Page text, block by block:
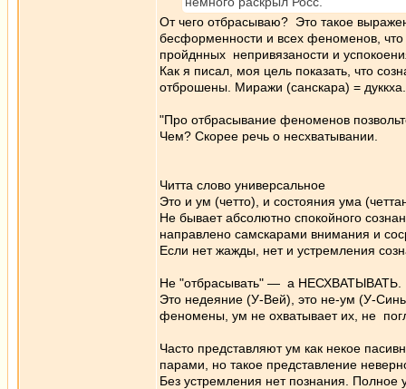
От чего отбрасываю? Это такое
бесформенности и всех феноменов,
пройднных непривязаности и
Как я писал, моя цель показать, что
отброшены. Миражи (санскара) = дуккха.
"Про отбрасывание феноменов
Чем? Скорее речь о несхватывании.
Читта слово универсальное
Это и ум (четто), и состояния ума
Не бывает абсолютно спокойного
направлено самскарами внимания и
Если нет жажды, нет и устремления
Не "отбрасывать" — а НЕСХВАТЫВАТЬ.
Это недеяние (У-Вей), это не-ум (У-
феномены, ум не охватывает их, не
Часто представляют ум как некое
парами, но такое представление
Без устремления нет познания.